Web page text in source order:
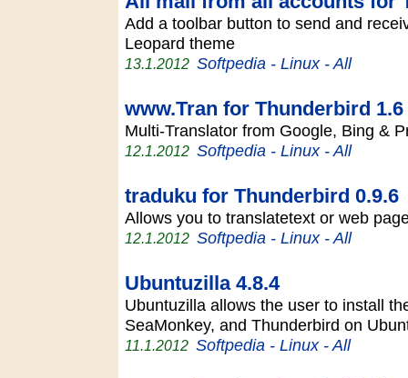
Add a toolbar button to send and
Leopard theme
13.1.2012 Softpedia - Linux - All
www.Tran for Thunderbird 1.6
Multi-Translator from Google, Bing &
12.1.2012 Softpedia - Linux - All
traduku for Thunderbird 0.9.6
Allows you to translatetext or web
12.1.2012 Softpedia - Linux - All
Ubuntuzilla 4.8.4
Ubuntuzilla allows the user to install
SeaMonkey, and Thunderbird on
11.1.2012 Softpedia - Linux - All